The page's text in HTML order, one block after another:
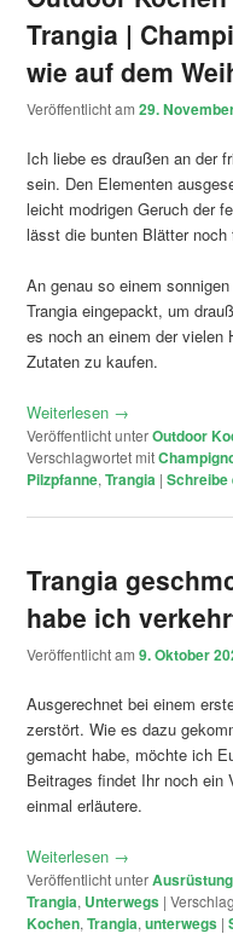
Trangia |
wie auf dem
Veröffentlicht am29.
Ich liebe es draußen an der
sein. Den Elementen
leicht modrigen Geruch der
lässt die bunten Blätter noch
An genau so einem
Trangia eingepackt, um
es noch an einem der vielen
Zutaten zu kaufen.
Weiterlesen →
Veröffentlicht unterOutdoor
Verschlagwortet mit
Pilzpfanne,Trangia |Schreibe
Trangia
habe ich
Veröffentlicht am9. Oktober
Ausgerechnet bei einem
zerstört. Wie es dazu
gemacht habe, möchte ich
Beitrages findet Ihr noch
einmal erläutere.
Weiterlesen →
Veröffentlicht unterAusrüstung
Trangia, Unterwegs |
Kochen,Trangia,unterwegs |